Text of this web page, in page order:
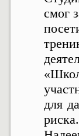
смог
для
риска.